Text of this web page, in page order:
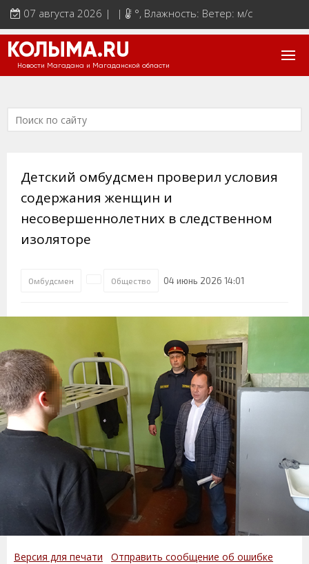
07 августа 2026 | | °, Влажность: Ветер: м/с
КОЛЫМА.RU
Новости Магадана и Магаданской области
Детский омбудсмен проверил условия
содержания женщин и
несовершеннолетних в следственном
изоляторе
Омбудсмен Общество 04 июнь 2026 14:01
Версия для печати Отправить сообщение об ошибке